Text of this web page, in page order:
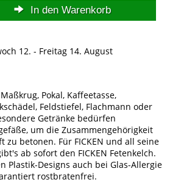
In den Warenkorb
12. - Freitag 14. August
Pokal, Kaffeetasse,
Feldstiefel, Flachmann oder
Getränke bedürfen
um die Zusammengehörigkeit
zu betonen. Für FICKEN und all seine
ab sofort den FICKEN Fetenkelch.
Plastik-Designs auch bei Glas-Allergie
rostbratenfrei.